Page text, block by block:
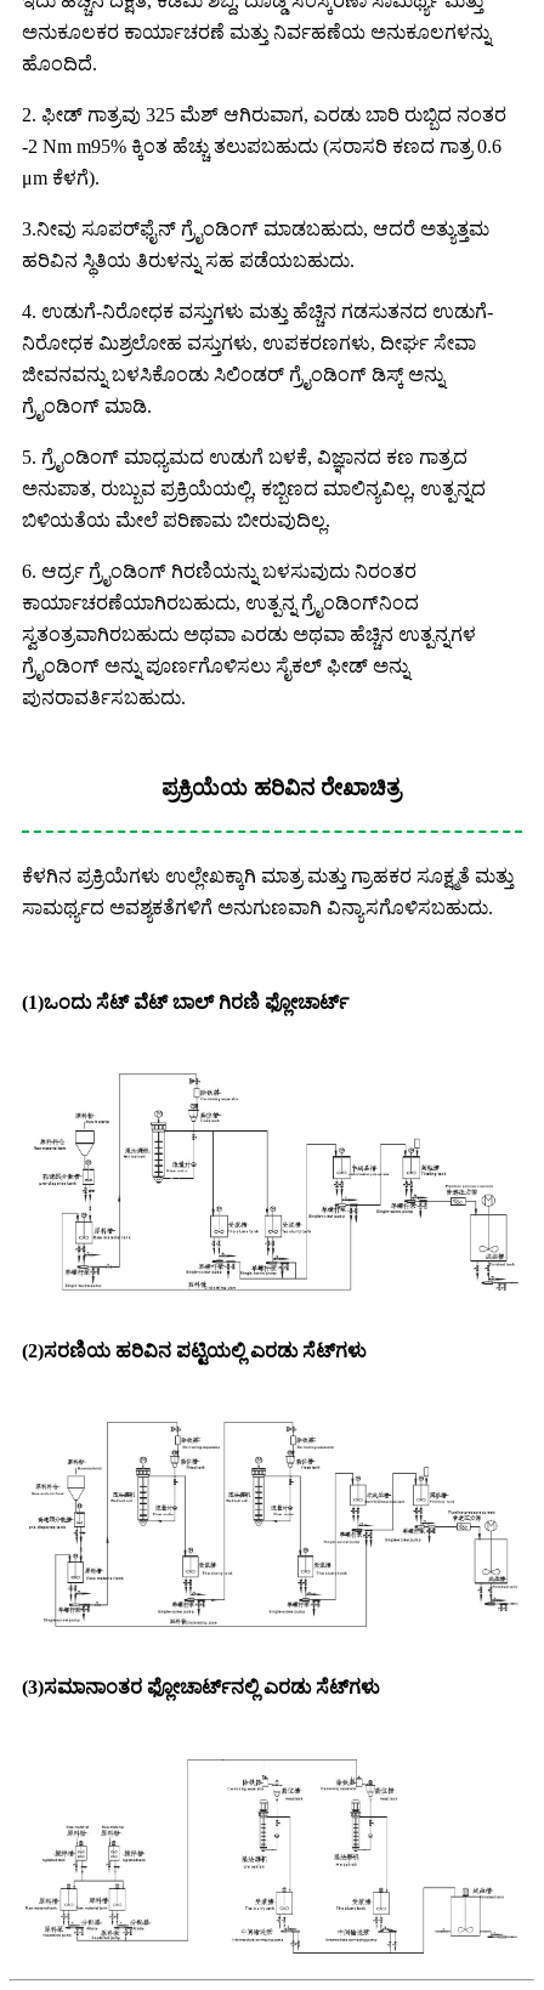
ಅನುಕೂಲಕರ ಕಾರ್ಯಾಚರಣೆ ಮತ್ತು ನಿರ್ವಹಣೆಯ ಅನುಕೂಲಗಳನ್ನು
ಹೊಂದಿದೆ.
2. ಫೀಡ್ ಗಾತ್ರವು 325 ಮೆಶ್ ಆಗಿರುವಾಗ, ಎರಡು ಬಾರಿ ರುಬ್ಬಿದ ನಂತರ
-2 Nm m95% ಕ್ಕಿಂತ ಹೆಚ್ಚು ತಲುಪಬಹುದು (ಸರಾಸರಿ ಕಣದ ಗಾತ್ರ 0.6
μm ಕೆಳಗೆ).
3.ನೀವು ಸೂಪರ್‌ಫೈನ್ ಗ್ರೈಂಡಿಂಗ್ ಮಾಡಬಹುದು, ಆದರೆ ಅತ್ಯುತ್ತಮ
ಹರಿವಿನ ಸ್ಥಿತಿಯ ತಿರುಳನ್ನು ಸಹ ಪಡೆಯಬಹುದು.
4. ಉಡುಗೆ-ನಿರೋಧಕ ವಸ್ತುಗಳು ಮತ್ತು ಹೆಚ್ಚಿನ ಗಡಸುತನದ ಉಡುಗೆ-
ನಿರೋಧಕ ಮಿಶ್ರಲೋಹ ವಸ್ತುಗಳು, ಉಪಕರಣಗಳು, ದೀರ್ಘ ಸೇವಾ
ಜೀವನವನ್ನು ಬಳಸಿಕೊಂಡು ಸಿಲಿಂಡರ್ ಗ್ರೈಂಡಿಂಗ್ ಡಿಸ್ಕ್ ಅನ್ನು
ಗ್ರೈಂಡಿಂಗ್ ಮಾಡಿ.
5. ಗ್ರೈಂಡಿಂಗ್ ಮಾಧ್ಯಮದ ಉಡುಗೆ ಬಳಕೆ, ವಿಜ್ಞಾನದ ಕಣ ಗಾತ್ರದ
ಅನುಪಾತ, ರುಬ್ಬುವ ಪ್ರಕ್ರಿಯೆಯಲ್ಲಿ, ಕಬ್ಬಿಣದ ಮಾಲಿನ್ಯವಿಲ್ಲ, ಉತ್ಪನ್ನದ
ಬಿಳಿಯತೆಯ ಮೇಲೆ ಪರಿಣಾಮ ಬೀರುವುದಿಲ್ಲ.
6. ಆರ್ದ್ರ ಗ್ರೈಂಡಿಂಗ್ ಗಿರಣಿಯನ್ನು ಬಳಸುವುದು ನಿರಂತರ
ಕಾರ್ಯಾಚರಣೆಯಾಗಿರಬಹುದು, ಉತ್ಪನ್ನ ಗ್ರೈಂಡಿಂಗ್‌ನಿಂದ
ಸ್ವತಂತ್ರವಾಗಿರಬಹುದು ಅಥವಾ ಎರಡು ಅಥವಾ ಹೆಚ್ಚಿನ ಉತ್ಪನ್ನಗಳ
ಗ್ರೈಂಡಿಂಗ್ ಅನ್ನು ಪೂರ್ಣಗೊಳಿಸಲು ಸೈಕಲ್ ಫೀಡ್ ಅನ್ನು
ಪುನರಾವರ್ತಿಸಬಹುದು.
ಪ್ರಕ್ರಿಯೆಯ ಹರಿವಿನ ರೇಖಾಚಿತ್ರ
ಕೆಳಗಿನ ಪ್ರಕ್ರಿಯೆಗಳು ಉಲ್ಲೇಖಕ್ಕಾಗಿ ಮಾತ್ರ ಮತ್ತು ಗ್ರಾಹಕರ ಸೂಕ್ಷ್ಮತೆ ಮತ್ತು
ಸಾಮರ್ಥ್ಯದ ಅವಶ್ಯಕತೆಗಳಿಗೆ ಅನುಗುಣವಾಗಿ ವಿನ್ಯಾಸಗೊಳಿಸಬಹುದು.
(1)ಒಂದು ಸೆಟ್ ವೆಟ್ ಬಾಲ್ ಗಿರಣಿ ಫ್ಲೋಚಾರ್ಟ್
(2)ಸರಣಿಯ ಹರಿವಿನ ಪಟ್ಟಿಯಲ್ಲಿ ಎರಡು ಸೆಟ್‌ಗಳು
(3)ಸಮಾನಾಂತರ ಫ್ಲೋಚಾರ್ಟ್‌ನಲ್ಲಿ ಎರಡು ಸೆಟ್‌ಗಳು